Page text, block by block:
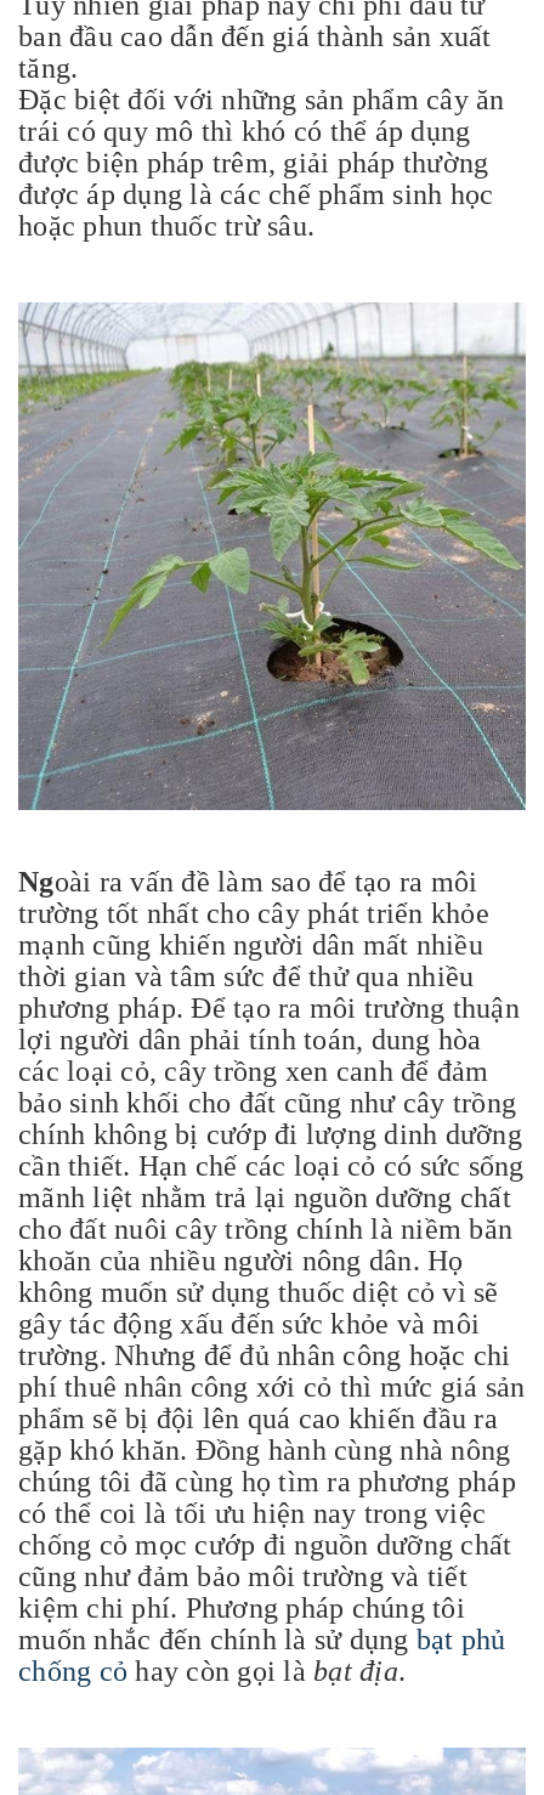
ban đầu cao dẫn đến giá thành sản xuất
tăng.
Đặc biệt đối với những sản phẩm cây ăn
trái có quy mô thì khó có thể áp dụng
được biện pháp trêm, giải pháp thường
được áp dụng là các chế phẩm sinh học
hoặc phun thuốc trừ sâu.
Ngoài ra vấn đề làm sao để tạo ra môi
trường tốt nhất cho cây phát triển khỏe
mạnh cũng khiến người dân mất nhiều
thời gian và tâm sức để thử qua nhiều
phương pháp. Để tạo ra môi trường thuận
lợi người dân phải tính toán, dung hòa
các loại cỏ, cây trồng xen canh để đảm
bảo sinh khối cho đất cũng như cây trồng
chính không bị cướp đi lượng dinh dưỡng
cần thiết. Hạn chế các loại cỏ có sức sống
mãnh liệt nhằm trả lại nguồn dưỡng chất
cho đất nuôi cây trồng chính là niềm băn
khoăn của nhiều người nông dân. Họ
không muốn sử dụng thuốc diệt cỏ vì sẽ
gây tác động xấu đến sức khỏe và môi
trường. Nhưng để đủ nhân công hoặc chi
phí thuê nhân công xới cỏ thì mức giá sản
phẩm sẽ bị đội lên quá cao khiến đầu ra
gặp khó khăn. Đồng hành cùng nhà nông
chúng tôi đã cùng họ tìm ra phương pháp
có thể coi là tối ưu hiện nay trong việc
chống cỏ mọc cướp đi nguồn dưỡng chất
cũng như đảm bảo môi trường và tiết
kiệm chi phí. Phương pháp chúng tôi
muốn nhắc đến chính là sử dụng bạt phủ
chống cỏ hay còn gọi là bạt địa.